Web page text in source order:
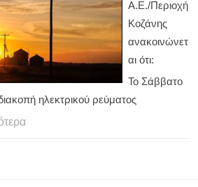
Α.Ε./Περιοχή
Κοζάνης
ανακοινώνετ
αι ότι:
Το Σάββατο
ηλεκτρικού ρεύματος